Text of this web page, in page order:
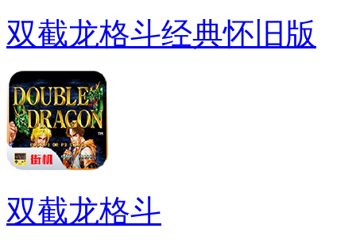
双截龙格斗经典怀旧版
双截龙格斗